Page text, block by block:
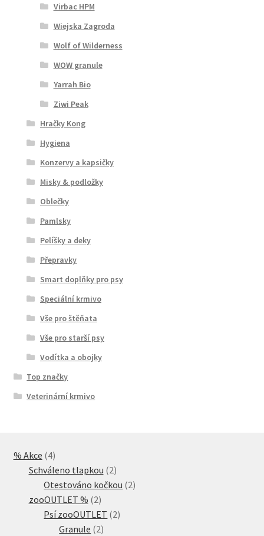
Virbac HPM
Wiejska Zagroda
Wolf of Wilderness
WOW granule
Yarrah Bio
Ziwi Peak
Hračky Kong
Hygiena
Konzervy a kapsičky
Misky & podložky
Oblečky
Pamlsky
Pelíšky a deky
Přepravky
Smart doplňky pro psy
Speciální krmivo
Vše pro štěňata
Vše pro starší psy
Vodítka a obojky
Top značky
Veterinární krmivo
% Akce 44
produkty
Schváleno tlapkou 22
produkty
Otestováno kočkou 22
zooOUTLET % 22
produkty
Psí zooOUTLET 22
Granule 22